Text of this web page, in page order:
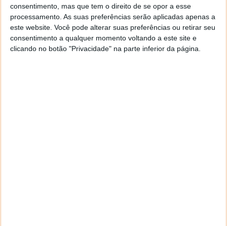
consentimento, mas que tem o direito de se opor a esse
processamento. As suas preferências serão aplicadas apenas a
este website. Você pode alterar suas preferências ou retirar seu
consentimento a qualquer momento voltando a este site e
clicando no botão "Privacidade" na parte inferior da página.
Gravatar – Como meter a sua imagem nos
comentários
Quanto à gestão dos comentários, e por decisão
nossa, estes não podem ser editados, alterados ou